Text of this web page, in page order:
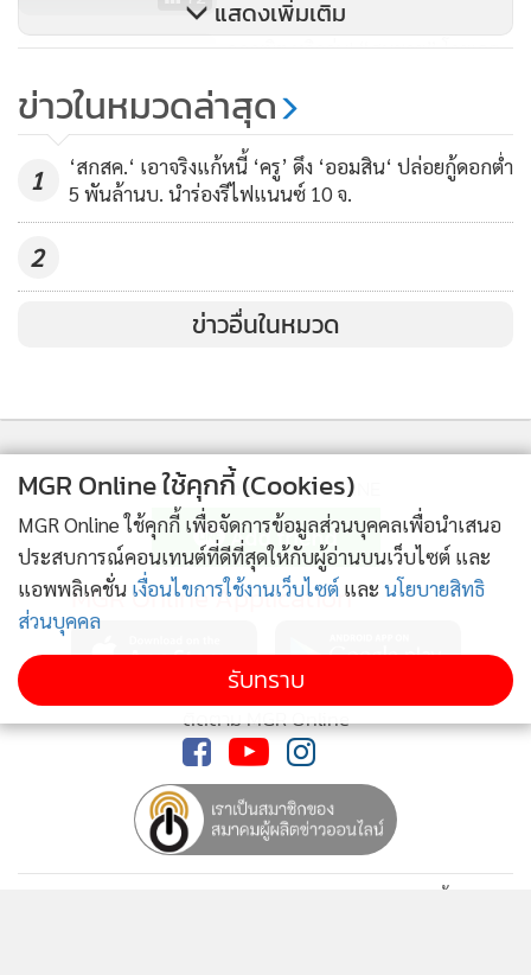
อนุมัติ แต่สิ่งที่คนในพื้นที่ไม่เข้าใจคือ เหตุใดน้ำท่วมภาคใต้จึงไม่
กระทรวงมหาดไทยนานแล้ว"นายสาทิตย์กล่าว
นายสาทิตย์ กล่าวด้วยว่า ขณะเดียวกันมีบ้านพังทั้งหลังจาก
อุทกภัยช่วงต้นปี 54 ประมาณ 30 หลัง ซึ่งรัฐบาลชุดที่แล้วจ่าย
2.4 แสนบาทต่อหลัง และรัฐบาลนี้เคยรับปากว่าจะจ่ายจำนวน
เงิน2.4แสนบาท รัฐบาลปฏิเสธ ดังนั้นตนจึงอยากถามรัฐบาลว่า
รัฐบาลใช้ประเด็นทางการเมืองและความสองมาตรฐานในการ
ตัดสินใจจ่ายเงินเยียวยาน้ำท่วมหรือไม่
หลายร้อยล้านบาท ไม่มีเหตุผลเลย ทำไมรัฐบาลถึงปฏิบัติกับฐาน
เสียงตัวเองและที่ไม่เลือกตัวเองแตกต่างกัน
**กษ.เร่งระบายน้ำเขื่อนเสร็จ1พ.ค.
นายธีระ วงศ์สมุทร รัฐมนตรีว่ากระทรวงเกษตรและสหกรณ์
กล่าวถึง กรณีที่นายกรัฐมนตรีให้เร่งระบายน้ำในเขื่อนสำคัญ เช่น
เขื่อนภูมิพลและเขื่อนสิริกิติ์ ให้เหลือน้ำร้อยละ 45 ของความจุ
อ่าง ซึ่งขณะนี้ปริมาณน้ำเหนือเขื่อนมีปริมาณร้อยละ 80 ของ
ความจุอ่าง ทำให้ต้องเร่งระบายน้ำออก โดยให้ถึงระดับควบคุม
ภายในวันที่ 1 พฤษภาคมนี้ โดยกระทรวงเกษตรและสหกรณ์ตั้ง
เป้าว่าจะระบายน้ำให้สอดคล้องกับ 10 หน่วยงานที่รับผิดชอบ
86
ถกวุฒิฯ หวิดวุ่น! “สมชาย” โวยเจอ
คอป.ชงจ่ายเยียวยา
แสดงเพิ่มเติม
ข่าวในหมวดล่าสุด
1
‘สกสค.‘ เอาจริงแก้หนี้ ‘ครู’ ดึง ‘ออมสิน‘ ปล่อยกู้ดอกต่ำ
5 พันล้านบ. นำร่องรีไฟแนนซ์ 10 จ.
2
ข่าวอื่นในหมวด
ติดตามข่าวสารผ่านทาง LINE
MGR Online Application
ติดตาม MGR Online
MGR Online ใช้คุกกี้ (Cookies)
MGR Online ใช้คุกกี้ เพื่อจัดการข้อมูลส่วนบุคคลเพื่อนำเสนอ
ประสบการณ์คอนเทนต์ที่ดีที่สุดให้กับผู้อ่านบนเว็บไซต์ และ
แอพพลิเคชั่น เงื่อนไขการใช้งานเว็บไซต์ และ นโยบายสิทธิ
ส่วนบุคคล
รับทราบ